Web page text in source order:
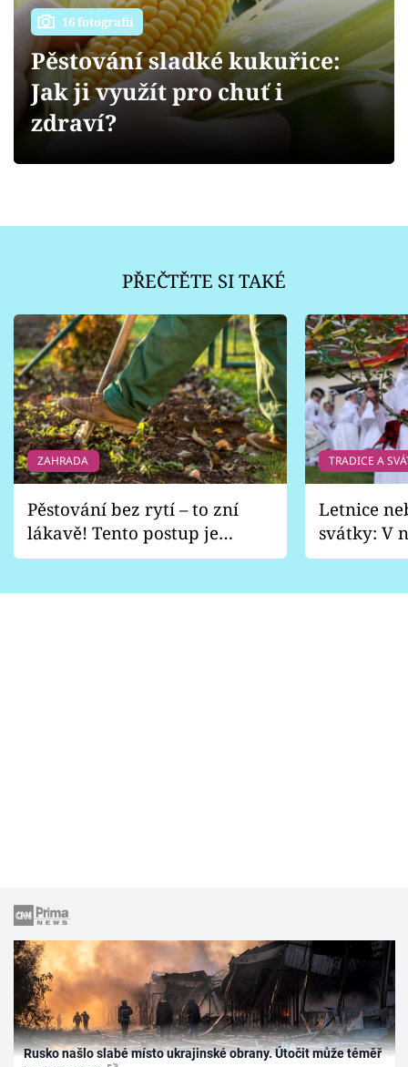
Přihlášení
Sledujte nás
16 fotografií
Pěstování sladké kukuřice:
Jak ji využít pro chuť i
zdraví?
PŘEČTĚTE SI TAKÉ
ZAHRADA
Pěstování bez rytí – to zní
lákavě! Tento postup je
vhodný jen pro některé
TRADICE A
Letnice
svátky: V
pondělí
Rusko našlo slabé místo ukrajinské obrany. Útočit může téměř